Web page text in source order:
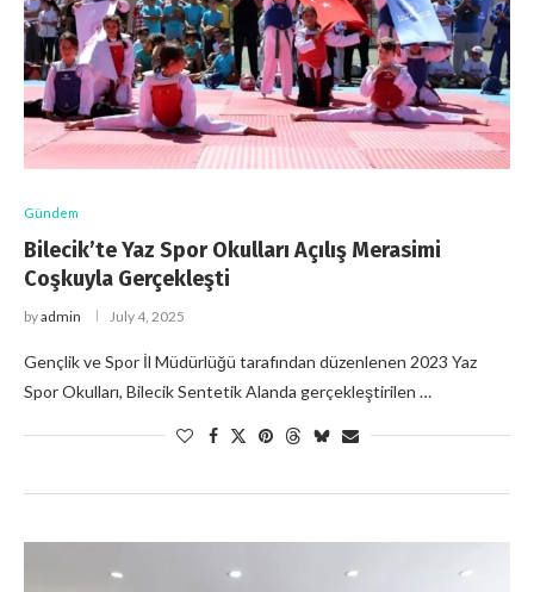
Gündem
Bilecik’te Yaz Spor Okulları Açılış Merasimi
Coşkuyla Gerçekleşti
byadmin July 4, 2025
Gençlik ve Spor İl Müdürlüğü tarafından düzenlenen 2023 Yaz
Spor Okulları, Bilecik Sentetik Alanda gerçekleştirilen …